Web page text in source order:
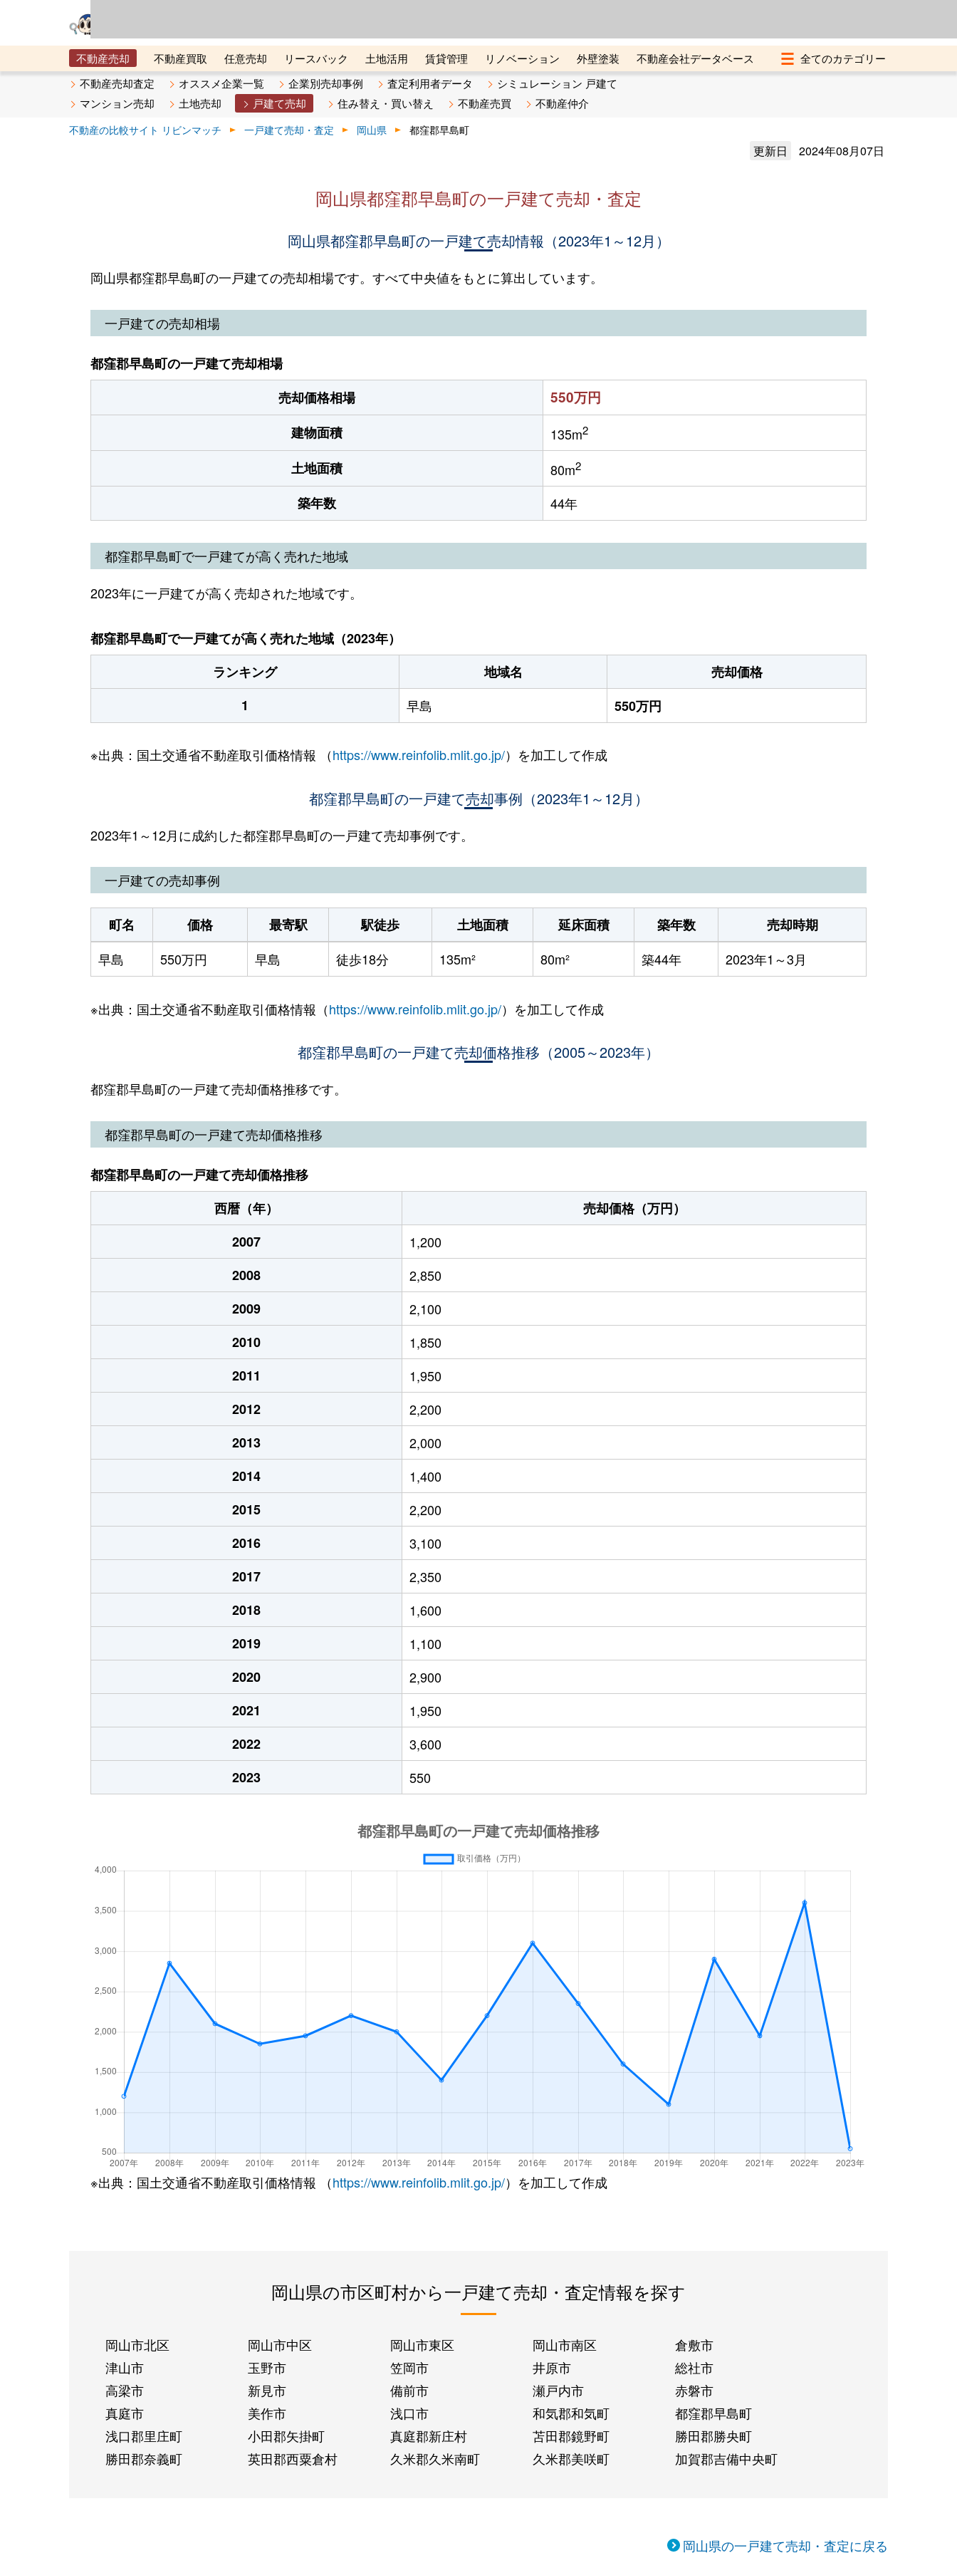
不動産売却 不動産買取 任意売却 リースバック 土地活用 賃貸管理 リノベーション 外壁塗装
不動産会社データベース
メタ住宅展示場
ベスト不動産カンパニー オンライン講座 リビンマガジンBiz 不動産売却ご相談デスク
不動産売却査定 オススメ企業一覧 企業別売却事例 査定利用者データ
シミュレーション 戸建て
マンション売却
土地売却 戸建て売却 住み替え・買い替え 不動産売買 不動産仲介
不動産の比較サイト リビンマッチ 一戸建て売却・査定 岡山県 都窪郡早島町
更新日 2024年08月07日
岡山県都窪郡早島町の一戸建て売却・査定
岡山県都窪郡早島町の一戸建て売却情報（2023年1～12月）
岡山県都窪郡早島町の一戸建ての売却相場です。すべて中央値をもとに算出しています。
一戸建ての売却相場
都窪郡早島町の一戸建て売却相場
売却価格相場
550万円
建物面積 135m2
土地面積 80m2
築年数 44年
都窪郡早島町で一戸建てが高く売れた地域
2023年に一戸建てが高く売却された地域です。
都窪郡早島町で一戸建てが高く売れた地域（2023年）
ランキング
地域名
売却価格
1
早島 550万円
※出典：国土交通省不動産取引価格情報 （https://www.reinfolib.mlit.go.jp/）を加工して作成
都窪郡早島町の一戸建て売却事例（2023年1～12月）
2023年1～12月に成約した都窪郡早島町の一戸建て売却事例です。
一戸建ての売却事例
町名 価格 最寄駅 駅徒歩 土地面積 延床面積 築年数
売却時期
早島
550万円 早島 徒歩18分 135m² 80m² 築44年 2023年1～3月
※出典：国土交通省不動産取引価格情報（https://www.reinfolib.mlit.go.jp/）を加工して作成
都窪郡早島町の一戸建て売却価格推移（2005～2023年）
都窪郡早島町の一戸建て売却価格推移です。
都窪郡早島町の一戸建て売却価格推移
都窪郡早島町の一戸建て売却価格推移
西暦（年）
売却価格（万円）
2007
1,200
2008
2,850
2009
2,100
2010
1,850
2011
1,950
2012
2,200
2013
2,000
2014
1,400
2015
2,200
2016
3,100
2017
2,350
2018
1,600
2019
1,100
2020
2,900
2021
1,950
2022
3,600
2023
550
※出典：国土交通省不動産取引価格情報 （https://www.reinfolib.mlit.go.jp/）を加工して作成
岡山県の市区町村から一戸建て売却・査定情報を探す
岡山市北区 岡山市中区 岡山市東区 岡山市南区
倉敷市
津山市
玉野市 笠岡市 井原市
総社市
高梁市
新見市 備前市 瀬戸内市
赤磐市
真庭市
美作市 浅口市 和気郡和気町
都窪郡早島町
浅口郡里庄町
小田郡矢掛町 真庭郡新庄村 苫田郡鏡野町
勝田郡勝央町
勝田郡奈義町
英田郡西粟倉村 久米郡久米南町 久米郡美咲町 加賀郡吉備中央町
岡山県の一戸建て売却・査定に戻る